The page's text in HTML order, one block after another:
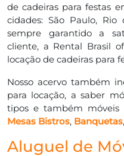
de cadeiras para festas
cidades: São Paulo,
sempre garantido a
cliente, a Rental Brasil
locação de cadeiras para
Nosso acervo também
para locação, a saber
tipos e também móveis
Mesas Bistros, Banquetas,
Aluguel de